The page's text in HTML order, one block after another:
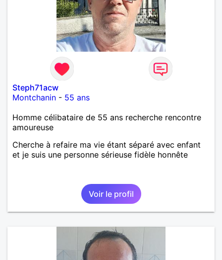
Steph71acw
Montchanin - 55 ans
Homme célibataire de 55 ans recherche rencontre
amoureuse
Cherche à refaire ma vie étant séparé avec enfant
et je suis une personne sérieuse fidèle honnête
Voir le profil